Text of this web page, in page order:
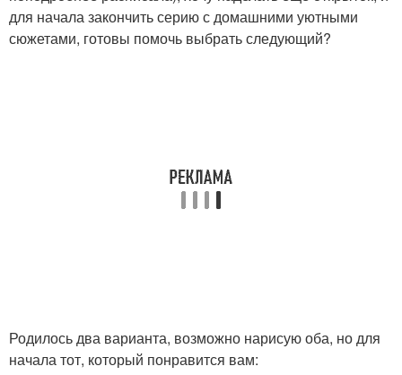
для начала закончить серию с домашними уютными
сюжетами, готовы помочь выбрать следующий?
Родилось два варианта, возможно нарисую оба, но для
начала тот, который понравится вам: